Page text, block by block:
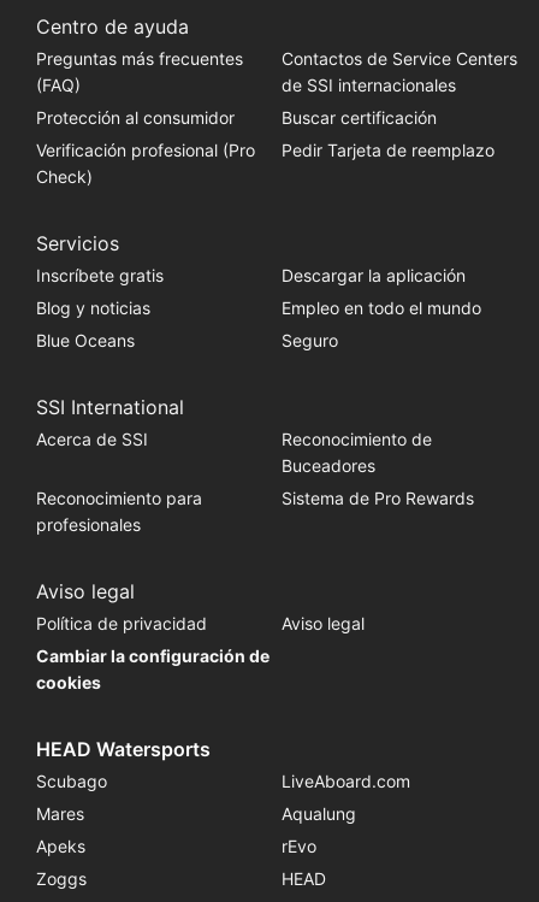
Centro de ayuda
Preguntas más frecuentes
(FAQ)
Contactos de Service Centers
de SSI internacionales
Protección al consumidor
Buscar certificación
Verificación profesional (Pro
Check)
Pedir Tarjeta de reemplazo
Servicios
Inscríbete gratis
Descargar la aplicación
Blog y noticias
Empleo en todo el mundo
Blue Oceans
Seguro
SSI International
Acerca de SSI
Reconocimiento de
Buceadores
Reconocimiento para
profesionales
Sistema de Pro Rewards
Aviso legal
Política de privacidad
Aviso legal
Cambiar la configuración de
cookies
HEAD Watersports
Scubago
LiveAboard.com
Mares
Aqualung
Apeks
rEvo
Zoggs
HEAD